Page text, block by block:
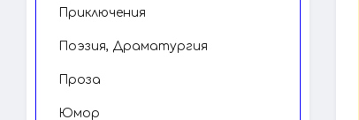
Приключения
Поэзия, Драматургия
Проза
Юмор